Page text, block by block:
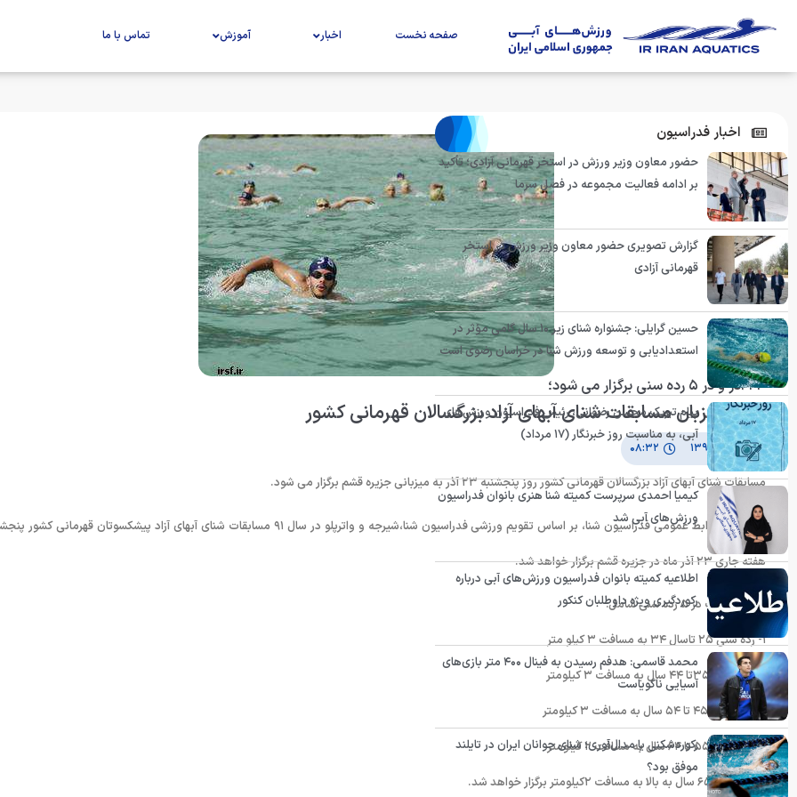
صفحه نخست اخبار آموزش تماس با ما
٢٣ آذر و در ۵ رده سنی برگزار می شود؛
قشم میزبان مسابقات شنای آبهای آزاد بزرگسالان قهرمانی کشور
۱۹ آذر ۱۳۹۱ ۰۸:۳۲
مسابقات شنای آبهای آزاد بزرگسالان قهرمانی کشور روز پنجشنبه ٢٣ آذر به میزبانی جزیره قشم برگزار می شود.
به گزارش روابط عمومی فدراسیون شنا، بر اساس تقویم ورزشی فدراسیون شنا،شیرجه و واترپلو در سال ٩١ مسابقات شنای آبهای آزاد پیشکسوتان قهرمانی
هفته جاری ٢٣ آذر ماه در جزیره قشم برگزار خواهد شد.
این مسابقات در ۵ رده سنی شامل:
١- رده سنی ٢۵ تاسال ٣۴ به مسافت ٣ کیلو متر
٢- رده سنی ٣۵تا ۴۴ سال به مسافت ٣ کیلومتر
٣- رده سنی ۴۵ تا ۵۴ سال به مسافت ٣ کیلومتر
۴- رده سنی ۵۵ تا ۶۴ سال به مسافت ٢ کیلومتر
۵-رده سنی ۶۵ سال به بالا به مسافت ٢کیلومتر برگزار خواهد شد.
اخبار فدراسیون
حضور معاون وزیر ورزش در استخر قهرمانی آزادی؛ تأکید
بر ادامه فعالیت مجموعه در فصل سرما
گزارش تصویری حضور معاون وزیر ورزش در استخر
قهرمانی آزادی
حسین گرایلی: جشنواره شنای زیر ۱۰ سال گامی مؤثر در
استعدادیابی و توسعه ورزش شنا در خراسان رضوی است
پیام تبریک محسن رضوانی، رئیس فدراسیون ورزش‌های
آبی، به مناسبت روز خبرنگار (۱۷ مرداد)
کیمیا احمدی سرپرست کمیته شنا هنری بانوان فدراسیون
ورزش‌های آبی شد
اطلاعیه کمیته بانوان فدراسیون ورزش‌های آبی درباره
رکوردگیری ویژه داوطلبان کنکور
محمد قاسمی: هدفم رسیدن به فینال ۴۰۰ متر بازی‌های
آسیایی ناگویاست
رکوردشکنی یا مدال‌آوری؛ شنای جوانان ایران در تایلند
موفق بود؟